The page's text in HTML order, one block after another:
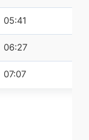
05:41
06:27
07:07